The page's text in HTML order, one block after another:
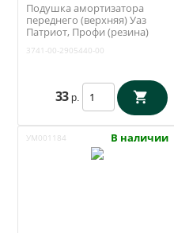
Подушка амортизатора
переднего (верхняя) Уаз
Патриот, Профи (резина)
3741-00-2905440-00
33 р.
УМ001184 В наличии